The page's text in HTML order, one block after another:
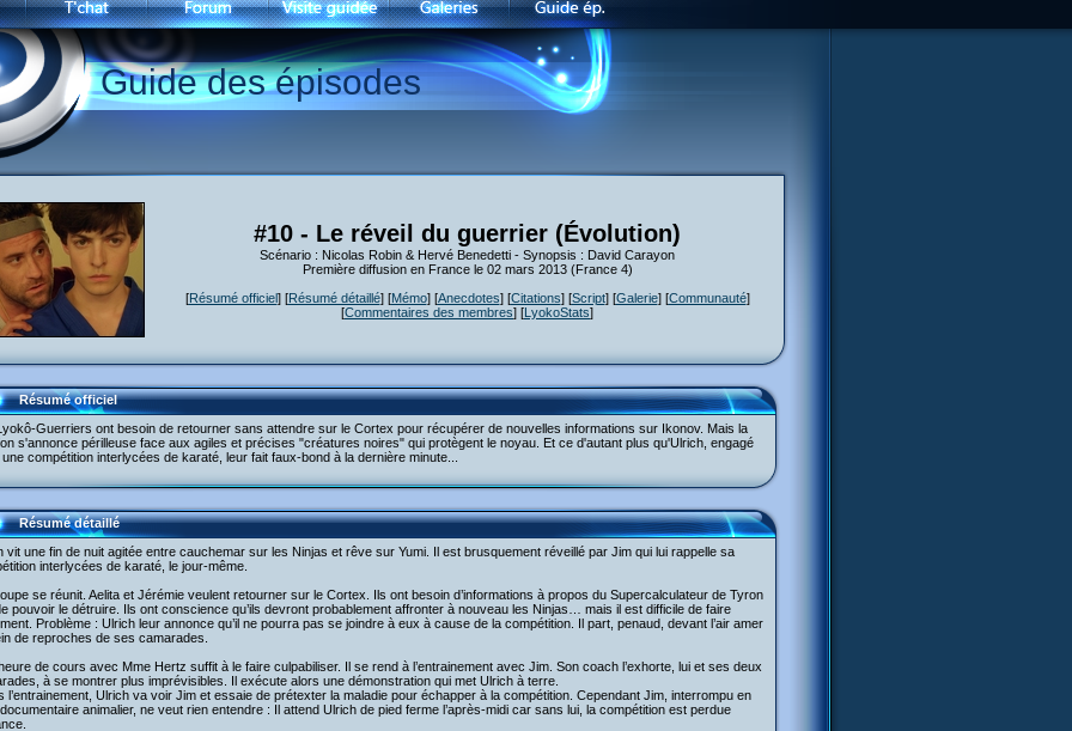
Guide des épisodes
#10 - Le réveil du guerrier (Évolution)
Scénario : Nicolas Robin & Hervé Benedetti - Synopsis : David Carayon
Première diffusion en France le 02 mars 2013 (France 4)
[Résumé officiel] [Résumé détaillé] [Mémo] [Anecdotes] [Citations] [Script] [Galerie] [Communauté]
[Commentaires des membres] [LyokoStats]
Résumé officiel
Guerriers ont besoin de retourner sans attendre sur le Cortex pour récupérer de nouvelles informations sur Ikonov. Mais la
s'annonce périlleuse face aux agiles et précises "créatures noires" qui protègent le noyau. Et ce d'autant plus qu'Ulrich, engagé
compétition interlycées de karaté, leur fait faux-bond à la dernière minute...
Résumé détaillé
vit une fin de nuit agitée entre cauchemar sur les Ninjas et rêve sur Yumi. Il est brusquement réveillé par Jim qui lui rappelle sa
interlycées de karaté, le jour-même.
se réunit. Aelita et Jérémie veulent retourner sur le Cortex. Ils ont besoin d’informations à propos du Supercalculateur de Tyron
pouvoir le détruire. Ils ont conscience qu’ils devront probablement affronter à nouveau les Ninjas… mais il est difficile de faire
Problème : Ulrich leur annonce qu’il ne pourra pas se joindre à eux à cause de la compétition. Il part, penaud, devant l’air amer
de reproches de ses camarades.
de cours avec Mme Hertz suffit à le faire culpabiliser. Il se rend à l’entrainement avec Jim. Son coach l’exhorte, lui et ses deux
à se montrer plus imprévisibles. Il exécute alors une démonstration qui met Ulrich à terre.
l’entrainement, Ulrich va voir Jim et essaie de prétexter la maladie pour échapper à la compétition. Cependant Jim, interrompu en
animalier, ne veut rien entendre : Il attend Ulrich de pied ferme l’après-midi car sans lui, la compétition est perdue